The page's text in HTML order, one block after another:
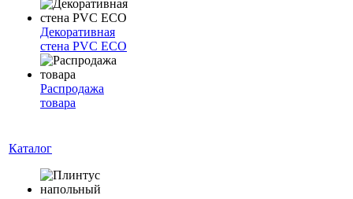
Декоративная
стена PVC ECO
Распродажа
товара
Каталог